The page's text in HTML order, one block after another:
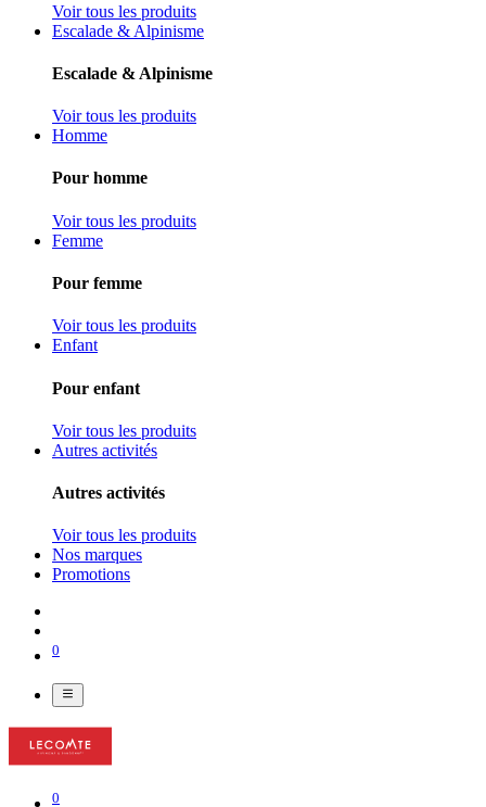
Voir tous les produits
Escalade & Alpinisme
Escalade & Alpinisme
Voir tous les produits
Homme
Pour homme
Voir tous les produits
Femme
Pour femme
Voir tous les produits
Enfant
Pour enfant
Voir tous les produits
Autres activités
Autres activités
Voir tous les produits
Nos marques
Promotions
0
0